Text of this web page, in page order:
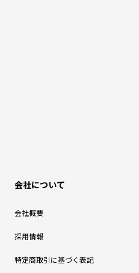
会社について
会社概要
採用情報
特定商取引に基づく表記